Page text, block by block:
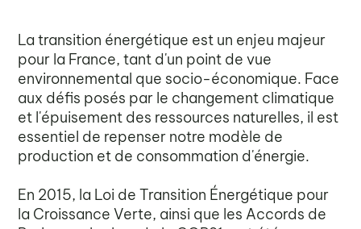
La transition énergétique est un enjeu majeur
pour la France, tant d'un point de vue
environnemental que socio-économique. Face
aux défis posés par le changement climatique
et l'épuisement des ressources naturelles, il est
essentiel de repenser notre modèle de
production et de consommation d'énergie.
En 2015, la Loi de Transition Énergétique pour
la Croissance Verte, ainsi que les Accords de